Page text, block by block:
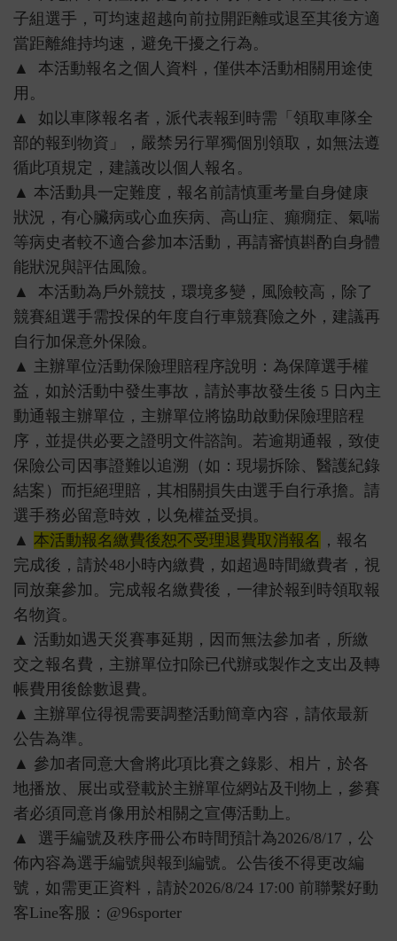
子組選手，可均速超越向前拉開距離或退至其後方適
當距離維持均速，避免干擾之行為。
▲ 本活動報名之個人資料，僅供本活動相關用途使
用。
▲ 如以車隊報名者，派代表報到時需「領取車隊全
部的報到物資」，嚴禁另行單獨個別領取，如無法遵
循此項規定，建議改以個人報名。
▲ 本活動具一定難度，報名前請慎重考量自身健康
狀況，有心臟病或心血疾病、高山症、癲癇症、氣喘
等病史者較不適合參加本活動，再請審慎斟酌自身體
能狀況與評估風險。
▲ 本活動為戶外競技，環境多變，風險較高，除了
競賽組選手需投保的年度自行車競賽險之外，建議再
自行加保意外保險。
▲ 主辦單位活動保險理賠程序說明：為保障選手權
益，如於活動中發生事故，請於事故發生後 5 日內主
動通報主辦單位，主辦單位將協助啟動保險理賠程
序，並提供必要之證明文件諮詢。若逾期通報，致使
保險公司因事證難以追溯（如：現場拆除、醫護紀錄
結案）而拒絕理賠，其相關損失由選手自行承擔。請
選手務必留意時效，以免權益受損。
▲ 本活動報名繳費後恕不受理退費取消報名 ，報名
完成後，請於48小時內繳費，如超過時間繳費者，視
同放棄參加。完成報名繳費後，一律於報到時領取報
名物資。
▲ 活動如遇天災賽事延期，因而無法參加者，所繳
交之報名費，主辦單位扣除已代辦或製作之支出及轉
帳費用後餘數退費。
▲ 主辦單位得視需要調整活動簡章內容，請依最新
公告為準。
▲ 參加者同意大會將此項比賽之錄影、相片，於各
地播放、展出或登載於主辦單位網站及刊物上，參賽
者必須同意肖像用於相關之宣傳活動上。
▲ 選手編號及秩序冊公布時間預計為2026/8/17，公
佈內容為選手編號與報到編號。公告後不得更改編
號，如需更正資料，請於2026/8/24 17:00 前聯繫好動
客Line客服：@96sporter